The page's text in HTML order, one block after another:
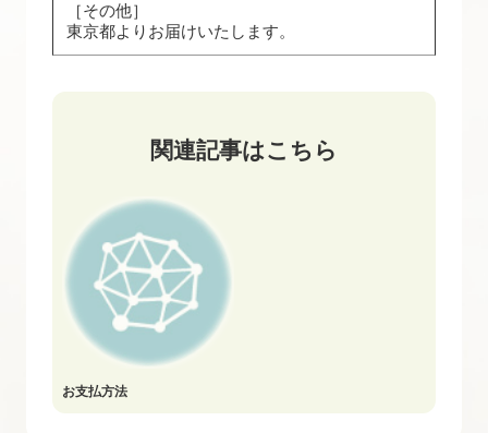
［その他］
東京都よりお届けいたします。
関連記事はこちら
お支払方法